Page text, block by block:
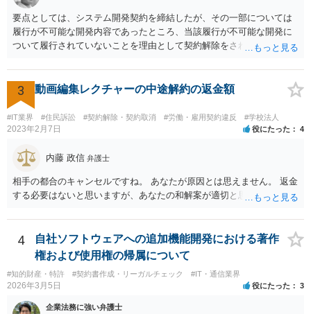
要点としては、システム開発契約を締結したが、その一部については
履行が不可能な開発内容であったところ、当該履行が不可能な開発に
ついて履行されていないことを理由として契約解除をされた。そこ
いうご質問であると理解しました。 まず、「物理的にできない開発で
一方的に契約不履行のように伝えられ」とのことですが、「物理的に
できない」と真に言えるのかどうか、なぜ「物理的にできない開発」
を請け負うことになったのかが問題です。 もし、「物理的にできな
い」という意味が、単に「契約に記載された納期では間に合わない」
ですから、契約解除は有効です。 「物理的にできない」が、そもそも
そのような開発は理論的に不可能（例えば、タイムマシンを作るとい
う契約等）であれば、契約自体が無効になる可能性があります。 いず
れの場合であっても、結局は、上記の「物理的にできない」部分を除
分だけでどれくらいの価値があるのか、が問題になります。 一般論は
以上で、より個別的なお話は、詳しい契約内容や開発内容を知る必要
と思います。
3 動画編集レクチャーの中途解約の返金額
#IT業界 #住民訴訟 #契約解除・契約取消 #労働・雇用契約違反 #学校法人
2023年2月7日 役にたった 4
内藤 政信 弁護士
相手の都合のキャンセルですね。 あなたが原因とは思えません。 返金
する必要はないと思いますが、あなたの和解案が適切と思います。
4
自社ソフトウェアへの追加機能開発における著作
権および使用権の帰属について
#知的財産・特許 #契約書作成・リーガルチェック #IT・通信業界
2026年3月5日 役にたった 3
企業法務に強い弁護士